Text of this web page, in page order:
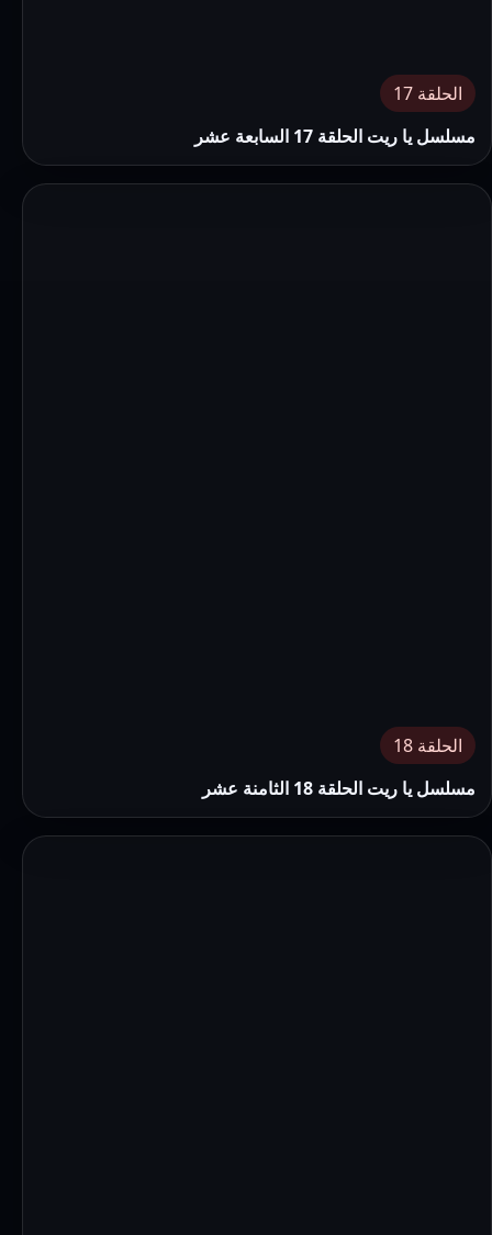
الحلقة 17
مسلسل يا ريت الحلقة 17 السابعة عشر
الحلقة 18
مسلسل يا ريت الحلقة 18 الثامنة عشر